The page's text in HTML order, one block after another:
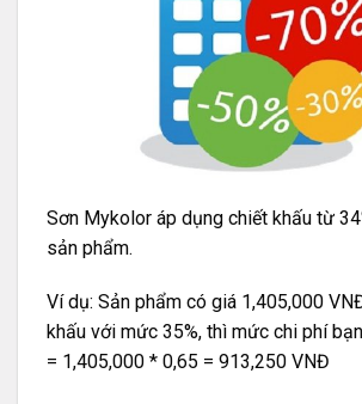
Sơn Mykolor áp dụng chiết khấu từ
sản phẩm.
Ví dụ: Sản phẩm có giá 1,405,000
khấu với mức 35%, thì mức chi phí
= 1,405,000 * 0,65 = 913,250 VNĐ